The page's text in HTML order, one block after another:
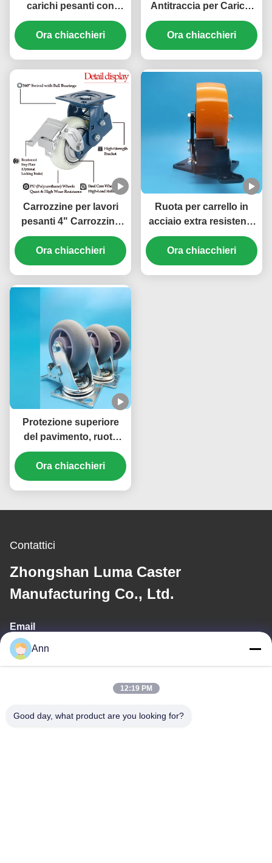
carichi pesanti con
cuscinetti a sfera in
acciaio poliuretano PU
da 4 pollici per
logistiche
Ora chiacchieri
Antitraccia per Carichi
Pesanti Singola 4"
Ruote Girevoli con
Freno per Magazzino e
Ora chiacchieri
Carrozzine per lavori
pesanti 4" Carrozzine
rigide monopoliuretano
(PU) Carrozzine ruota a
sfera con cuscinetto per
Ora chiacchieri
Ruota per carrello in
acciaio extra resistente
con cuscinetto a sfere
in poliuretano PU per
carichi pesanti
Ora chiacchieri
Protezione superiore
del pavimento, ruote
piroettanti industriali
per impieghi gravosi
con anima in gomma
con freno, per servizi di
Ora chiacchieri
Contattici
Zhongshan Luma Caster
Manufacturing Co., Ltd.
Email
ann@industrialwheelcasters.com
Indirizzo
Ann
12:19 PM
Good day, what product are you looking for?